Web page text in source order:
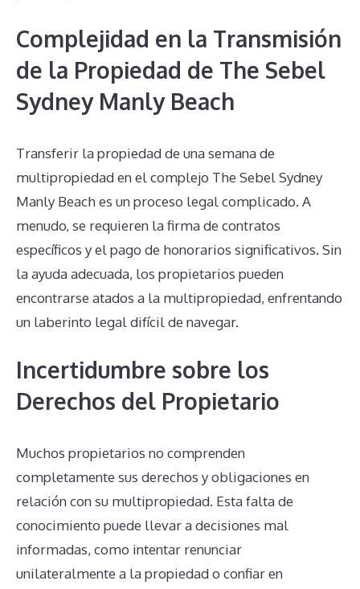
Complejidad en la Transmisión
de la Propiedad de The Sebel
Sydney Manly Beach
Transferir la propiedad de una semana de
multipropiedad en el complejo The Sebel Sydney
Manly Beach es un proceso legal complicado. A
menudo, se requieren la firma de contratos
específicos y el pago de honorarios significativos. Sin
la ayuda adecuada, los propietarios pueden
encontrarse atados a la multipropiedad, enfrentando
un laberinto legal difícil de navegar.
Incertidumbre sobre los
Derechos del Propietario
Muchos propietarios no comprenden
completamente sus derechos y obligaciones en
relación con su multipropiedad. Esta falta de
conocimiento puede llevar a decisiones mal
informadas, como intentar renunciar
unilateralmente a la propiedad o confiar en